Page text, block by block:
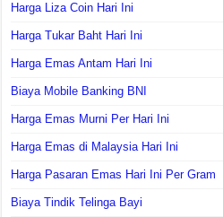
Harga Liza Coin Hari Ini
Harga Tukar Baht Hari Ini
Harga Emas Antam Hari Ini
Biaya Mobile Banking BNI
Harga Emas Murni Per Hari Ini
Harga Emas di Malaysia Hari Ini
Harga Pasaran Emas Hari Ini Per Gram
Biaya Tindik Telinga Bayi